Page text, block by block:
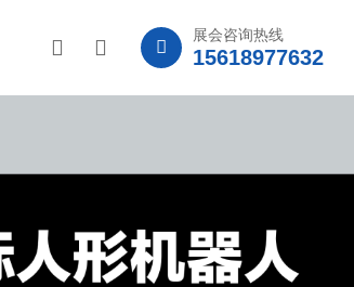
展会咨询热线
15618977632